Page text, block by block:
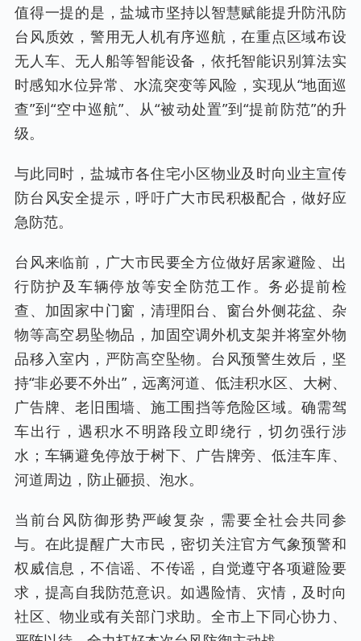
值得一提的是，盐城市坚持以智慧赋能提升防汛防
台风质效，警用无人机有序巡航，在重点区域布设
无人车、无人船等智能设备，依托智能识别算法实
时感知水位异常、水流突变等风险，实现从“地面巡
查”到“空中巡航”、从“被动处置”到“提前防范”的升
级。
与此同时，盐城市各住宅小区物业及时向业主宣传
防台风安全提示，呼吁广大市民积极配合，做好应
急防范。
台风来临前，广大市民要全方位做好居家避险、出
行防护及车辆停放等安全防范工作。务必提前检
查、加固家中门窗，清理阳台、窗台外侧花盆、杂
物等高空易坠物品，加固空调外机支架并将室外物
品移入室内，严防高空坠物。台风预警生效后，坚
持“非必要不外出”，远离河道、低洼积水区、大树、
广告牌、老旧围墙、施工围挡等危险区域。确需驾
车出行，遇积水不明路段立即绕行，切勿强行涉
水；车辆避免停放于树下、广告牌旁、低洼车库、
河道周边，防止砸损、泡水。
当前台风防御形势严峻复杂，需要全社会共同参
与。在此提醒广大市民，密切关注官方气象预警和
权威信息，不信谣、不传谣，自觉遵守各项避险要
求，提高自我防范意识。如遇险情、灾情，及时向
社区、物业或有关部门求助。全市上下同心协力、